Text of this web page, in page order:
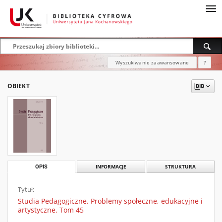
Wyszukiwanie zaawansowane ?
OBIEKT
OPIS INFORMACJE STRUKTURA
Tytuł:
Studia Pedagogiczne. Problemy społeczne, edukacyjne i
artystyczne. Tom 45